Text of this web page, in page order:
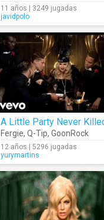
11 años | 3249 jugadas
javidpolo
Fergie, Q-Tip, GoonRock
12 años | 5296 jugadas
yurymartins